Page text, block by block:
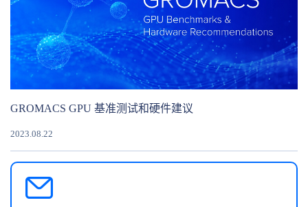
GROMACS GPU 基准测试和硬件建议
2023.08.22